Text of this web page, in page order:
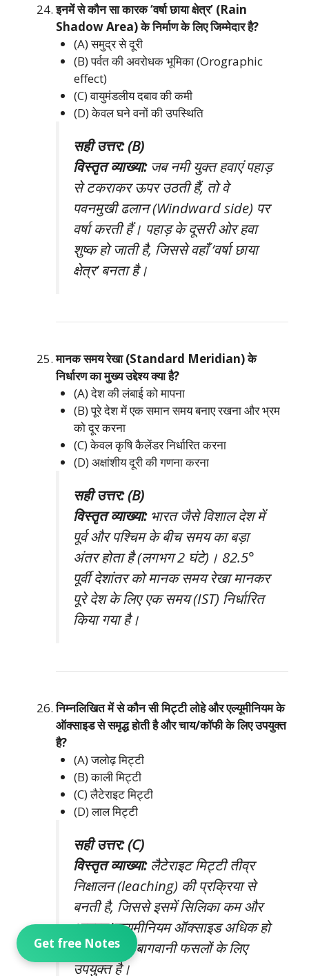
Get free Notes
इनमें से कौन सा कारक ‘वर्षा छाया क्षेत्र’ (Rain
Shadow Area) के निर्माण के लिए जिम्मेदार है?
(A) समुद्र से दूरी
(B) पर्वत की अवरोधक भूमिका (Orographic
effect)
(C) वायुमंडलीय दबाव की कमी
(D) केवल घने वनों की उपस्थिति
सही उत्तर: (B)
विस्तृत व्याख्या:जब नमी युक्त हवाएं पहाड़
से टकराकर ऊपर उठती हैं, तो वे
पवनमुखी ढलान (Windward side) पर
वर्षा करती हैं। पहाड़ के दूसरी ओर हवा
शुष्क हो जाती है, जिससे वहाँ ‘वर्षा छाया
क्षेत्र’ बनता है।
मानक समय रेखा (Standard Meridian) के
निर्धारण का मुख्य उद्देश्य क्या है?
(A) देश की लंबाई को मापना
(B) पूरे देश में एक समान समय बनाए रखना और भ्रम
को दूर करना
(C) केवल कृषि कैलेंडर निर्धारित करना
(D) अक्षांशीय दूरी की गणना करना
सही उत्तर: (B)
विस्तृत व्याख्या:भारत जैसे विशाल देश में
पूर्व और पश्चिम के बीच समय का बड़ा
अंतर होता है (लगभग 2 घंटे)। 82.5°
पूर्वी देशांतर को मानक समय रेखा मानकर
पूरे देश के लिए एक समय (IST) निर्धारित
किया गया है।
निम्नलिखित में से कौन सी मिट्टी लोहे और एल्यूमीनियम के
ऑक्साइड से समृद्ध होती है और चाय/कॉफी के लिए उपयुक्त
है?
(A) जलोढ़ मिट्टी
(B) काली मिट्टी
(C) लैटेराइट मिट्टी
(D) लाल मिट्टी
सही उत्तर: (C)
विस्तृत व्याख्या:लैटेराइट मिट्टी तीव्र
निक्षालन (leaching) की प्रक्रिया से
बनती है, जिससे इसमें सिलिका कम और
आयरन/एल्युमीनियम ऑक्साइड अधिक हो
जाते हैं। यह बागवानी फसलों के लिए
उपयुक्त है।